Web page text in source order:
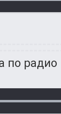
по радио